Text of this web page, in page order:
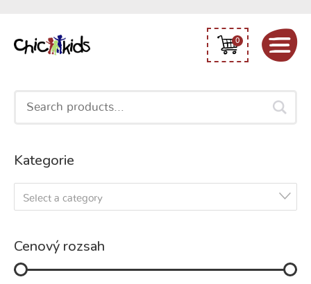
0
Search
Kategorie
Select a category
Cenový rozsah